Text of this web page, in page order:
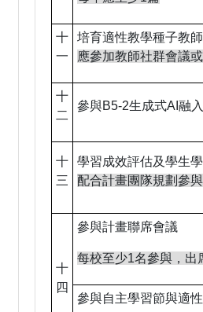
十
一
培育適性教學種子教師
應參加教師社群會議
十
二
參與B5-2生成式AI融
十
三
學習成效評估及學生
配合計畫團隊規劃參
十
四
參與計畫聯席會議
每校至少1名參與，出
參與自主學習節與適